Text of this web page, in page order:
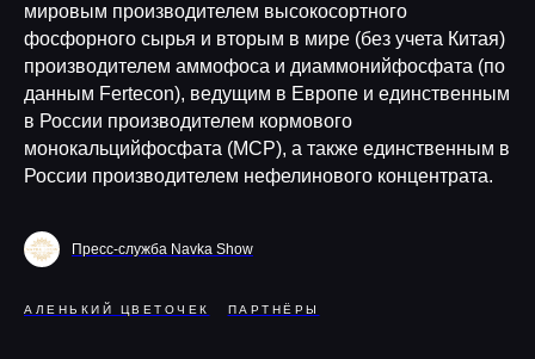
мировым производителем высокосортного
фосфорного сырья и вторым в мире (без учета Китая)
производителем аммофоса и диаммонийфосфата (по
данным Fertecon), ведущим в Европе и единственным
в России производителем кормового
монокальцийфосфата (MCP), а также единственным в
России производителем нефелинового концентрата.
Пресс-служба Navka Show
АЛЕНЬКИЙ ЦВЕТОЧЕК ПАРТНЁРЫ